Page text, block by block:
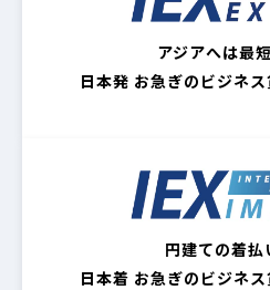
アジアへは最
日本発 お急ぎのビジネ
円建ての着払
日本着 お急ぎのビジネ